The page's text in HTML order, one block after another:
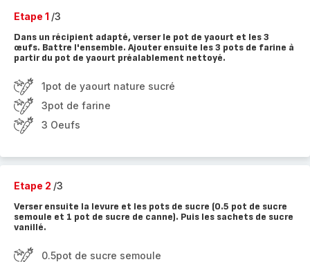
Etape 1 /3
Dans un récipient adapté, verser le pot de yaourt et les 3
œufs. Battre l'ensemble. Ajouter ensuite les 3 pots de farine à
partir du pot de yaourt préalablement nettoyé.
1pot de yaourt nature sucré
3pot de farine
3 Oeufs
Etape 2 /3
Verser ensuite la levure et les pots de sucre (0.5 pot de sucre
semoule et 1 pot de sucre de canne). Puis les sachets de sucre
vanillé.
0.5pot de sucre semoule